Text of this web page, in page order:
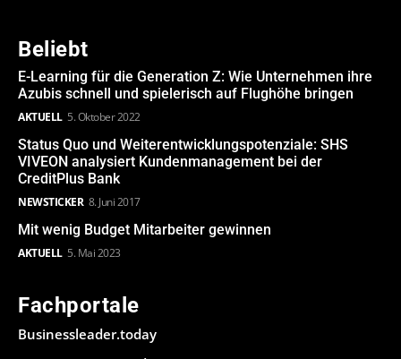
Beliebt
E-Learning für die Generation Z: Wie Unternehmen ihre
Azubis schnell und spielerisch auf Flughöhe bringen
AKTUELL 5. Oktober 2022
Status Quo und Weiterentwicklungspotenziale: SHS
VIVEON analysiert Kundenmanagement bei der
CreditPlus Bank
NEWSTICKER 8. Juni 2017
Mit wenig Budget Mitarbeiter gewinnen
AKTUELL 5. Mai 2023
Fachportale
Businessleader.today